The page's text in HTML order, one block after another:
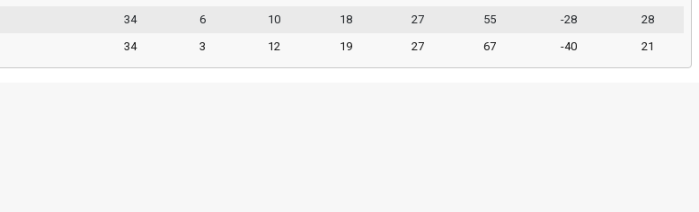
34 6 10 18 27 55 -28
28
34 3 12 19 27 67 -40 21